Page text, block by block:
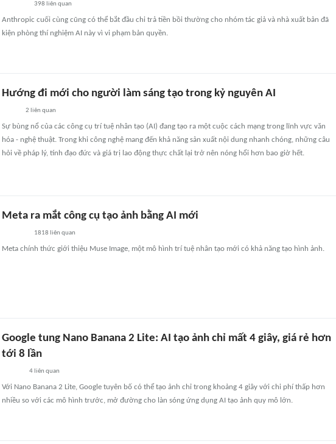
398 liên quan
Anthropic cuối cùng cũng có thể bắt đầu chi trả tiền bồi thường cho nhóm tác giả và nhà xuất bản đã
kiện phòng thí nghiệm AI này vì vi phạm bản quyền.
Hướng đi mới cho người làm sáng tạo trong kỷ nguyên AI
2 liên quan
Sự bùng nổ của các công cụ trí tuệ nhân tạo (AI) đang tạo ra một cuộc cách mạng trong lĩnh vực văn
hóa - nghệ thuật. Trong khi công nghệ mang đến khả năng sản xuất nội dung nhanh chóng, những câu
hỏi về pháp lý, tính đạo đức và giá trị lao động thực chất lại trở nên nóng hổi hơn bao giờ hết.
Meta ra mắt công cụ tạo ảnh bằng AI mới
1818 liên quan
Meta chính thức giới thiệu Muse Image, một mô hình trí tuệ nhân tạo mới có khả năng tạo hình ảnh.
Google tung Nano Banana 2 Lite: AI tạo ảnh chỉ mất 4 giây, giá rẻ hơn
tới 8 lần
4liên quan
Với Nano Banana 2 Lite, Google tuyên bố có thể tạo ảnh chỉ trong khoảng 4 giây với chi phí thấp hơn
nhiều so với các mô hình trước, mở đường cho làn sóng ứng dụng AI tạo ảnh quy mô lớn.